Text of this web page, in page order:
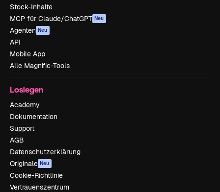
Stock-Inhalte
MCP für Claude/ChatGPT Neu
Agenten Neu
API
Mobile App
Alle Magnific-Tools
Loslegen
Academy
Dokumentation
Support
AGB
Datenschutzerklärung
Originale Neu
Cookie-Richtlinie
Vertrauenszentrum